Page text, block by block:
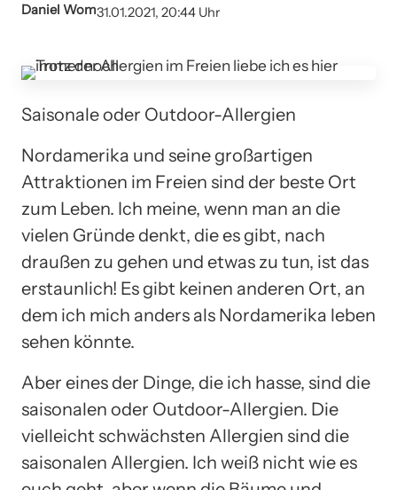
Daniel Wom31.01.2021, 20:44 Uhr
Saisonale oder Outdoor-Allergien
Nordamerika und seine großartigen
Attraktionen im Freien sind der beste Ort
zum Leben. Ich meine, wenn man an die
vielen Gründe denkt, die es gibt, nach
draußen zu gehen und etwas zu tun, ist das
erstaunlich! Es gibt keinen anderen Ort, an
dem ich mich anders als Nordamerika leben
sehen könnte.
Aber eines der Dinge, die ich hasse, sind die
saisonalen oder Outdoor-Allergien. Die
vielleicht schwächsten Allergien sind die
saisonalen Allergien. Ich weiß nicht wie es